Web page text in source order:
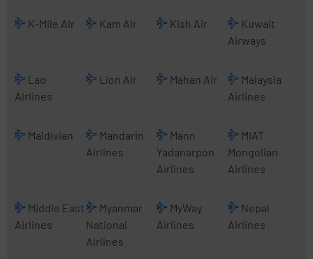
K-Mile Air Kam Air Kish Air
Kuwait
Airways
Lao
Airlines
Lion Air Mahan Air
Malaysia
Airlines
Maldivian
Mandarin
Airlines
Mann
Yadanarpon
Airlines
MIAT
Mongolian
Airlines
Middle East
Airlines
Myanmar
National
Airlines
MyWay
Airlines
Nepal
Airlines